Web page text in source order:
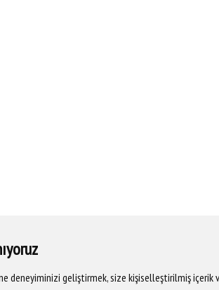
deneyiminizi geliştirmek, size kişiselleştirilmiş